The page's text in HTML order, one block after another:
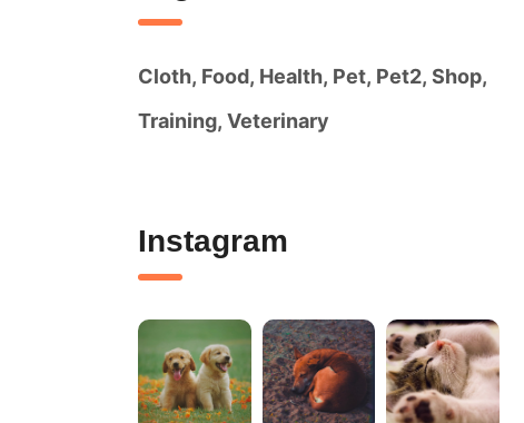
Cloth Food Health Pet Pet2 Shop
Training Veterinary
Instagram